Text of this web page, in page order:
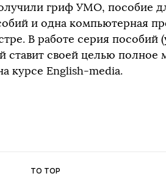
гриф УМО, пособие
и одна компьютерная
В работе серия пособий
ставит своей целью полное
курсе English-media.
TO TOP